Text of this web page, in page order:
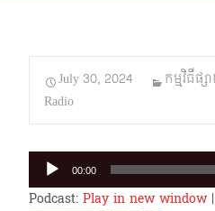
July 30, 2024 កម្មវិធីផ្ស
Radio
Audio
Player
00:00
Podcast: Play in new window|